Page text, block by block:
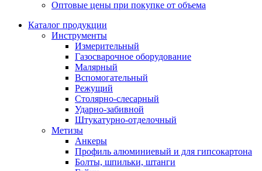
Оптовые цены при покупке от объема
Каталог продукции
Инструменты
Измерительный
Газосварочное оборудование
Малярный
Вспомогательный
Режущий
Столярно-слесарный
Ударно-забивной
Штукатурно-отделочный
Метизы
Анкеры
Профиль алюминиевый и для гипсокартона
Болты, шпильки, штанги